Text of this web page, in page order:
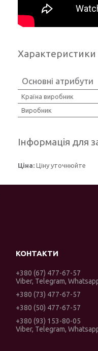
Характеристики
Основні атрибути
Країна виробник
Виробник
Інформація для
Ціна: Ціну уточнюйте
+380 (67) 477-67-57
Viber, Telegram,
+380 (73) 477-67-57
+380 (50) 477-67-57
+380 (93) 153-80-05
Viber, Telegram,